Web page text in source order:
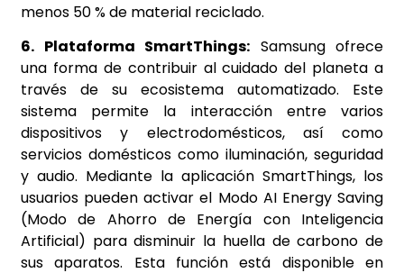
menos 50 % de material reciclado.
6. Plataforma SmartThings: Samsung ofrece
una forma de contribuir al cuidado del planeta a
través de su ecosistema automatizado. Este
sistema permite la interacción entre varios
dispositivos y electrodomésticos, así como
servicios domésticos como iluminación, seguridad
y audio. Mediante la aplicación SmartThings, los
usuarios pueden activar el Modo AI Energy Saving
(Modo de Ahorro de Energía con Inteligencia
Artificial) para disminuir la huella de carbono de
sus aparatos. Esta función está disponible en